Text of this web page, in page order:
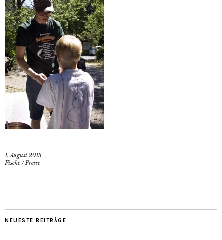
1. August 2013
Fische /Presse
NEUESTE BEITRÄGE